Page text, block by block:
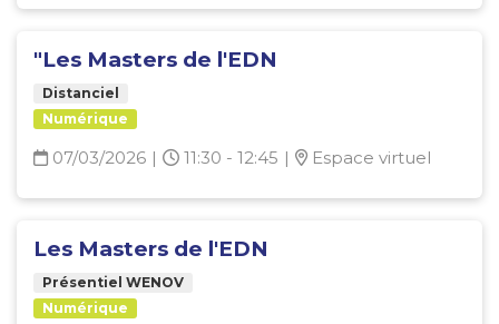
"Les Masters de l'EDN
Distanciel
Numérique
07/03/2026 | 11:30 - 12:45 | Espace virtuel
Les Masters de l'EDN
Présentiel WENOV
Numérique